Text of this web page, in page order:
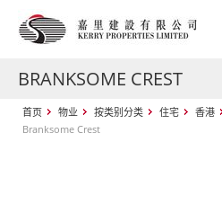
BRANKSOME CREST
首页 物业 按类别分类 住宅 香港
Branksome Crest